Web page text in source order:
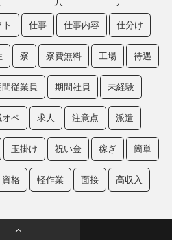
ト 仕事 仕事内容 仕分け
寮 寮費無料 工場 待遇
間従業員 期間社員 未経験
オペ 求人 注意点 派遣
玉掛け 祝い金 稼ぎ 簡単
資格 軽作業 面接 高収入